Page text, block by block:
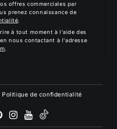
offres commerciales par
prenez connaissance de
.
à tout moment à l'aide des
nous contactant à l'adresse
.
Politique de confidentialité